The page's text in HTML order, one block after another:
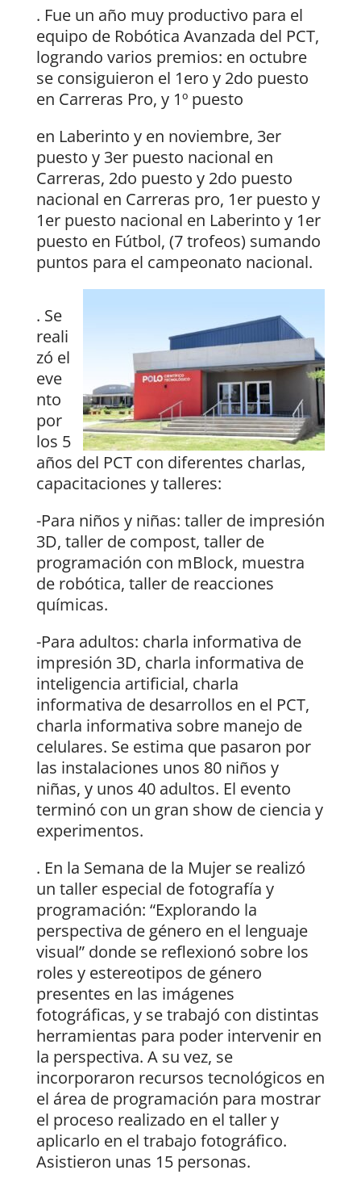
. Fue un año muy productivo para el
equipo de Robótica Avanzada del PCT,
logrando varios premios: en octubre
se consiguieron el 1ero y 2do puesto
en Carreras Pro, y 1º puesto
en Laberinto y en noviembre, 3er
puesto y 3er puesto nacional en
Carreras, 2do puesto y 2do puesto
nacional en Carreras pro, 1er puesto y
1er puesto nacional en Laberinto y 1er
puesto en Fútbol, (7 trofeos) sumando
puntos para el campeonato nacional.
. Se
reali
zó el
eve
nto
por
los 5
años del PCT con diferentes charlas,
capacitaciones y talleres:
-Para niños y niñas: taller de impresión
3D, taller de compost, taller de
programación con mBlock, muestra
de robótica, taller de reacciones
químicas.
-Para adultos: charla informativa de
impresión 3D, charla informativa de
inteligencia artificial, charla
informativa de desarrollos en el PCT,
charla informativa sobre manejo de
celulares. Se estima que pasaron por
las instalaciones unos 80 niños y
niñas, y unos 40 adultos. El evento
terminó con un gran show de ciencia y
experimentos.
. En la Semana de la Mujer se realizó
un taller especial de fotografía y
programación: “Explorando la
perspectiva de género en el lenguaje
visual” donde se reflexionó sobre los
roles y estereotipos de género
presentes en las imágenes
fotográficas, y se trabajó con distintas
herramientas para poder intervenir en
la perspectiva. A su vez, se
incorporaron recursos tecnológicos en
el área de programación para mostrar
el proceso realizado en el taller y
aplicarlo en el trabajo fotográfico.
Asistieron unas 15 personas.